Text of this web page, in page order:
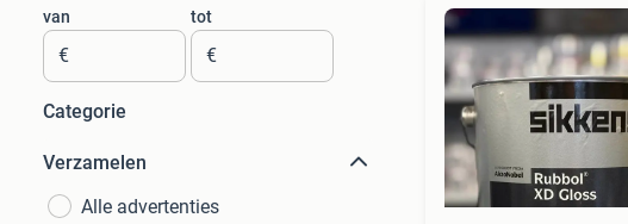
van
€
tot
€
Categorie
Verzamelen
Alle advertenties